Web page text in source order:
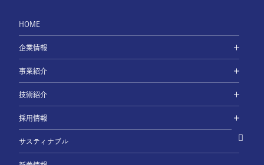
HOME
企業情報
事業紹介
技術紹介
採用情報
サスティナブル